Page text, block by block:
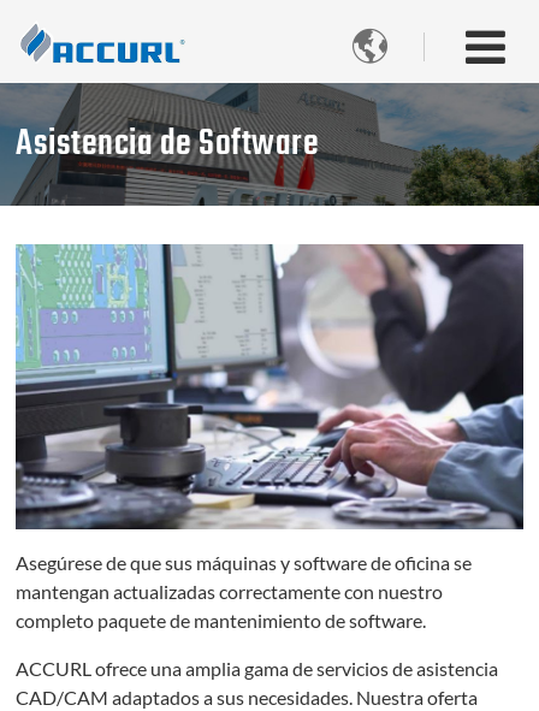

Asistencia de Software
Asegúrese de que sus máquinas y software de oficina se
mantengan actualizadas correctamente con nuestro
completo paquete de mantenimiento de software.
ACCURL ofrece una amplia gama de servicios de asistencia
CAD/CAM adaptados a sus necesidades. Nuestra oferta